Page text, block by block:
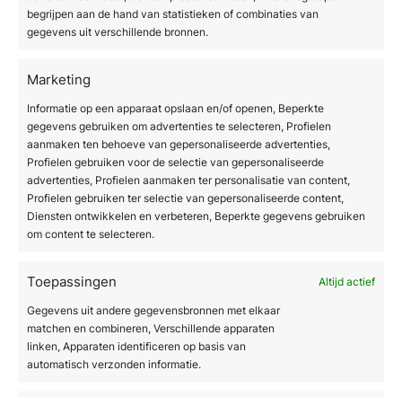
begrijpen aan de hand van statistieken of combinaties van
gegevens uit verschillende bronnen.
Marketing
Informatie op een apparaat opslaan en/of openen, Beperkte
gegevens gebruiken om advertenties te selecteren, Profielen
aanmaken ten behoeve van gepersonaliseerde advertenties,
Profielen gebruiken voor de selectie van gepersonaliseerde
advertenties, Profielen aanmaken ter personalisatie van content,
Profielen gebruiken ter selectie van gepersonaliseerde content,
Diensten ontwikkelen en verbeteren, Beperkte gegevens gebruiken
om content te selecteren.
Toepassingen Altijd actief
Gegevens uit andere gegevensbronnen met elkaar
matchen en combineren, Verschillende apparaten
linken, Apparaten identificeren op basis van
automatisch verzonden informatie.
Aan de slag met onze apparatuur
voeren met onze apparatuur, is de juiste
begeleiding, training en ondersteuning
essentieel.